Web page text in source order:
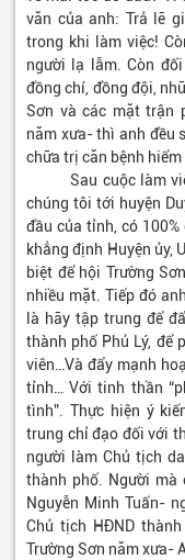
văn của anh: Trả lẽ
trong khi làm việc!
người lạ lẫm. Còn
đồng chí, đồng đội,
Sơn và các mặt trận
năm xưa- thì anh đều
chữa trị căn bệnh hiểm
Sau cuộc làm việc
chúng tôi tới huyện
đầu của tỉnh, có
khẳng định Huyện ủy,
biệt để hội Trường
nhiều mặt. Tiếp đó
là hãy tập trung để
thành phố Phủ Lý, để
viên…Và đẩy mạnh
tỉnh… Với tinh thần
tình”. Thực hiện ý
trung chỉ đạo đối với
người làm Chủ tịch
thành phố. Người
Nguyễn Minh Tuấn-
Chủ tịch HĐND
Trường Sơn năm xưa-